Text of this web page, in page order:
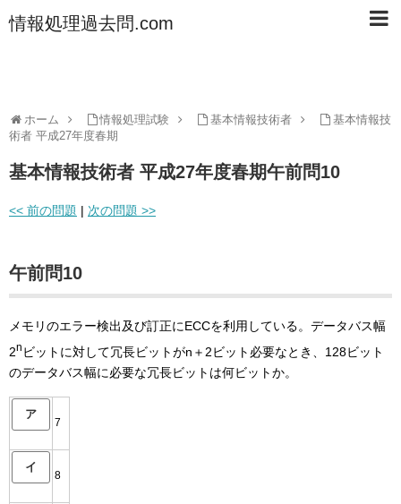
情報処理過去問.com
ホーム 情報処理試験 基本情報技術者
基本情報技
術者 平成27年度春期
基本情報技術者 平成27年度春期午前問10
<< 前の問題 | 次の問題 >>
午前問10
メモリのエラー検出及び訂正にECCを利用している。データバス幅
2n ビットに対して冗長ビットがn＋2ビット必要なとき、128ビット
のデータバス幅に必要な冗長ビットは何ビットか。
ア
7
イ
8